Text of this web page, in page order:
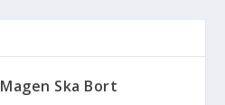
Magen Ska Bort